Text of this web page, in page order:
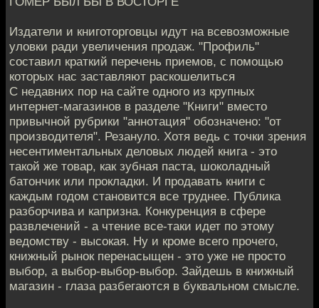
Издатели и книготорговцы идут на всевозможные
уловки ради увеличения продаж. "Профиль"
составил краткий перечень приемов, с помощью
которых нас заставляют раскошелиться
С недавних пор на сайте одного из крупных
интернет-магазинов в разделе "Книги" вместо
привычной рубрики "аннотация" обозначено: "от
производителя". Резануло. Хотя ведь с точки зрения
несентиментальных деловых людей книга - это
такой же товар, как зубная паста, шоколадный
батончик или прокладки. И продавать книги с
каждым годом становится все труднее. Публика
разборчива и капризна. Конкуренция в сфере
развлечений - а чтение все-таки идет по этому
ведомству - высокая. Ну и кроме всего прочего,
книжный рынок перенасыщен - это уже не просто
выбор, а выбор-выбор-выбор. Зайдешь в книжный
магазин - глаза разбегаются в буквальном смысле.